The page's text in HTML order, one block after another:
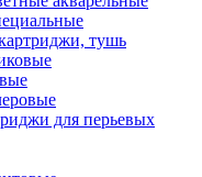
тушь
для перьевых